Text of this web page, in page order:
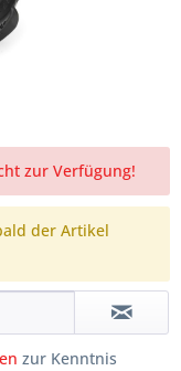
zur Verfügung!
der Artikel
zur Kenntnis